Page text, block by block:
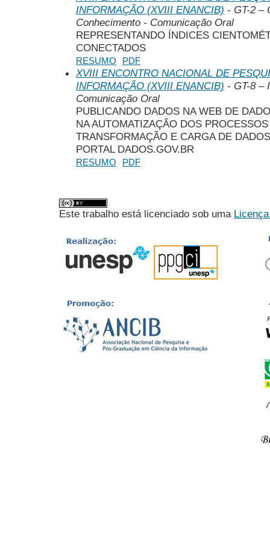
INFORMAÇÃO (XVIII ENANCIB) - GT-2 –
Conhecimento - Comunicação Oral
REPRESENTANDO ÍNDICES
CONECTADOS
RESUMO PDF
XVIII ENCONTRO NACIONAL DE
INFORMAÇÃO (XVIII ENANCIB) - GT-8 –
Comunicação Oral
PUBLICANDO DADOS NA WEB DE
NA AUTOMATIZAÇÃO DOS
TRANSFORMAÇÃO E CARGA DE
PORTAL DADOS.GOV.BR
RESUMO PDF
Este trabalho está licenciado sob uma